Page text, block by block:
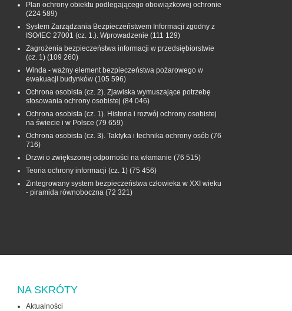
Plan ochrony obiektu podlegającego obowiązkowej ochronie
(224 589)
System Zarządzania Bezpieczeństwem Informacji zgodny z
ISO/IEC 27001 (cz. 1.). Wprowadzenie (111 129)
Zagrożenia bezpieczeństwa informacji w przedsiębiorstwie
(cz. 1) (109 260)
Winda - ważny element bezpieczeństwa pożarowego w
ewakuacji budynków (105 596)
Ochrona osobista (cz. 2). Zjawiska wymuszające potrzebę
stosowania ochrony osobistej (84 046)
Ochrona osobista (cz. 1). Historia i rozwój ochrony osobistej
na świecie i w Polsce (79 659)
Ochrona osobista (cz. 3). Taktyka i technika ochrony osób (76
716)
Drzwi o zwiększonej odporności na włamanie (76 515)
Teoria ochrony informacji (cz. 1) (75 456)
Zintegrowany system bezpieczeństwa człowieka w XXI wieku
- piramida równoboczna (72 321)
NA SKRÓTY
Aktualności